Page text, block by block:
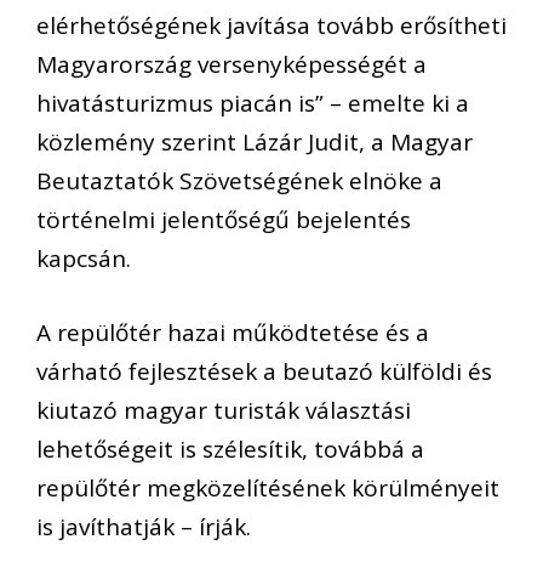
elérhetőségének javítása tovább erősítheti
Magyarország versenyképességét a
hivatásturizmus piacán is” – emelte ki a
közlemény szerint Lázár Judit, a Magyar
Beutaztatók Szövetségének elnöke a
történelmi jelentőségű bejelentés
kapcsán.
A repülőtér hazai működtetése és a
várható fejlesztések a beutazó külföldi és
kiutazó magyar turisták választási
lehetőségeit is szélesítik, továbbá a
repülőtér megközelítésének körülményeit
is javíthatják – írják.